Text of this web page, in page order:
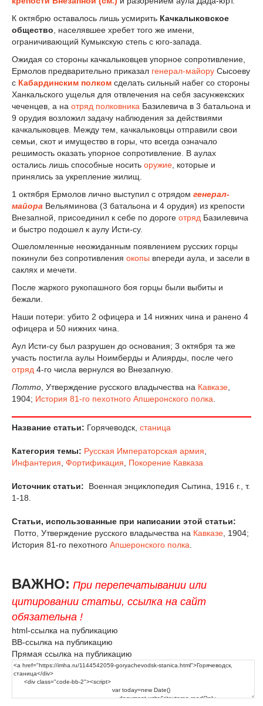
К октябрю оставалось лишь усмирить Качкалыковское
общество , населявшее хребет того же имени,
ограничивающий Кумыкскую степь с юго-запада.
Ожидая со стороны качкалыковцев упорное сопротивление,
Ермолов предварительно приказал генерал-майору Сысоеву
с Кабардинским полком сделать сильный набег со стороны
Ханкальского ущелья для отвлечения на себя засунжекских
чеченцев, а на отряд полковника Базилевича в 3 батальона и
9 орудия возложил задачу наблюдения за действиями
качкалыковцев. Между тем, качкалыковцы отправили свои
семьи, скот и имущество в горы, что всегда означало
решимость оказать упорное сопротивление. В аулах
остались лишь способные носить оружие , которые и
принялись за укрепление жилищ.
1 октября Ермолов лично выступил с отрядом генерал-
майора Вельяминова (3 батальона и 4 орудия) из крепости
Внезапной, присоединил к себе по дороге отряд Базилевича
и быстро подошел к аулу Исти-су.
Ошеломленные неожиданным появлением русских горцы
покинули без сопротивления окопы впереди аула, и засели в
саклях и мечети.
После жаркого рукопашного боя горцы были выбиты и
бежали.
Наши потери: убито 2 офицера и 14 нижних чина и ранено 4
офицера и 50 нижних чина.
Аул Исти-су был разрушен до основания; 3 октября та же
участь постигла аулы Ноимберды и Алиярды, после чего
отряд 4-го числа вернулся во Внезапную.
Потто , Утверждение русского владычества на Кавказе
1904; История 81-го пехотного Апшеронского полка
Название статьи: Горячеводск, станица
Категория темы: Русская Императорская армия
Инфантерия Фортификация Покорение Кавказа
Источник статьи:
Военная энциклопедия Сытина, 1916 г., т.
1-18.
Статьи, использованные при написании этой статьи:
Потто, Утверждение русского владычества на Кавказе , 1904;
История 81-го пехотного Апшеронского полка
ВАЖНО: При перепечатывании или
цитировании статьи, ссылка на сайт
обязательна !
html-ссылка на публикацию
BB-ссылка на публикацию
Прямая ссылка на публикацию